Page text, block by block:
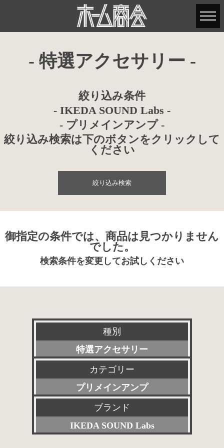
- 特選アクセサリー -
絞り込み条件
- IKEDA SOUND Labs -
- プリメインアンプ -
絞り込み検索は下のボタンをクリックして
ください
絞り込み検索
御指定の条件では、商品は見つかりません
でした。
検索条件を変更してお試しください
種別
特選アクセサリー
新品
委託販売品
特価品
その他委託販売品
カテゴリー
プリメインアンプ
すべて
プリアンプ
ブランド
IKEDA SOUND Labs